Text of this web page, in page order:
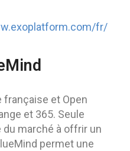
fr/
française et Open
et 365. Seule
marché à offrir un
permet une